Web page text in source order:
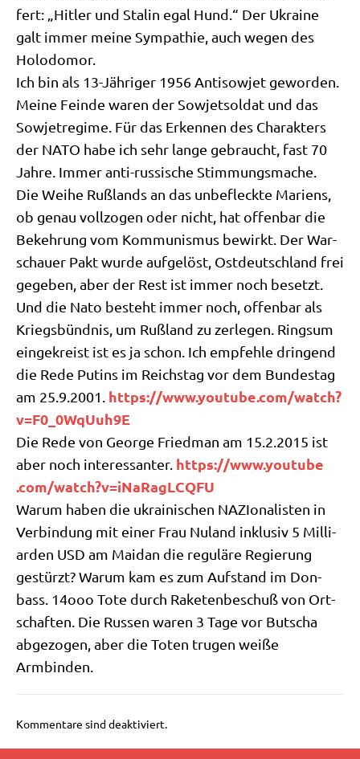
fert: „Hit­ler und Sta­lin egal Hund.“ Der Ukrai­ne
galt immer mei­ne Sym­pa­thie, auch wegen des
Holodomor.
Ich bin als 13-Jäh­ri­ger 1956 Anti­so­wjet gewor­den.
Mei­ne Fein­de waren der Sowjet­sol­dat und das
Sowjet­re­gime. Für das Erken­nen des Cha­rak­ters
der NATO habe ich sehr lan­ge gebraucht, fast 70
Jah­re. Immer anti-rus­si­sche Stimmungsmache.
Die Wei­he Ruß­lands an das unbe­fleck­te Mari­ens,
ob genau voll­zo­gen oder nicht, hat offen­bar die
Bekeh­rung vom Kom­mu­nis­mus bewirkt. Der War­
schau­er Pakt wur­de auf­ge­löst, Ost­deutsch­land frei
gege­ben, aber der Rest ist immer noch besetzt.
Und die Nato besteht immer noch, offen­bar als
Kriegs­bünd­nis, um Ruß­land zu zer­le­gen. Rings­um
ein­ge­kreist ist es ja schon. Ich emp­feh­le drin­gend
die Rede Putins im Reichs­tag vor dem Bun­des­tag
am 25.9.2001. https://​www​.you​tube​.com/​w​a​t​c​h​?​
v​=​F​0​_​0​W​q​U​u​h9E
Die Rede von Geor­ge Fried­man am 15.2.2015 ist
aber noch inter­es­san­ter. https://​www​.you​tube​
.com/​w​a​t​c​h​?​v​=​i​N​a​R​a​g​L​C​QFU
War­um haben die ukrai­ni­schen NAZIo­na­li­sten in
Ver­bin­dung mit einer Frau Nuland inklu­siv 5 Mil­li­
ar­den USD am Mai­dan die regu­lä­re Regie­rung
gestürzt? War­um kam es zum Auf­stand im Don­
bass. 14ooo Tote durch Rake­ten­be­schuß von Ort­
schaf­ten. Die Rus­sen waren 3 Tage vor But­scha
abge­zo­gen, aber die Toten tru­gen wei­ße
Armbinden.
Kommentare sind deaktiviert.